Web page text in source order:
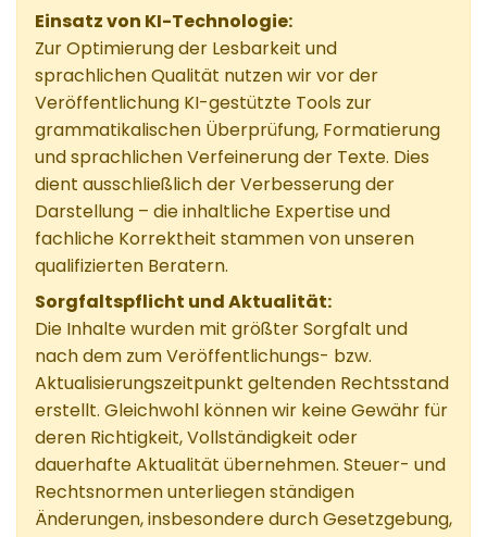
Einsatz von KI-Technologie:
Zur Optimierung der Lesbarkeit und
sprachlichen Qualität nutzen wir vor der
Veröffentlichung KI-gestützte Tools zur
grammatikalischen Überprüfung, Formatierung
und sprachlichen Verfeinerung der Texte. Dies
dient ausschließlich der Verbesserung der
Darstellung – die inhaltliche Expertise und
fachliche Korrektheit stammen von unseren
qualifizierten Beratern.
Sorgfaltspflicht und Aktualität:
Die Inhalte wurden mit größter Sorgfalt und
nach dem zum Veröffentlichungs- bzw.
Aktualisierungszeitpunkt geltenden Rechtsstand
erstellt. Gleichwohl können wir keine Gewähr für
deren Richtigkeit, Vollständigkeit oder
dauerhafte Aktualität übernehmen. Steuer- und
Rechtsnormen unterliegen ständigen
Änderungen, insbesondere durch Gesetzgebung,